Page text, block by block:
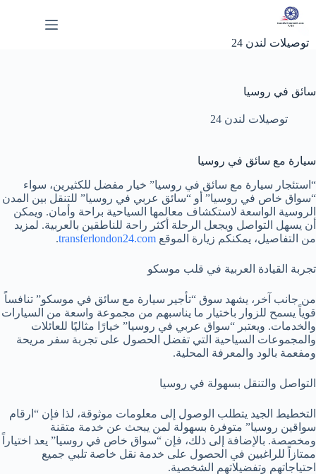
التجاوز
توصيلات لندن 24
سائق في روسيا
توصيلات لندن 24
سيارة مع سائق في روسيا
“استئجار سيارة مع سائق في روسيا” خيار مفضل للكثيرين، سواء
“سواق خاص في روسيا” أو “سائق عربي في روسيا” للتنقل بين المدن
الروسية الواسعة لاستكشاف معالمها السياحية براحة وأمان. ويمكن
أن يسهل التواصل ويجعل الرحلة أكثر راحة للناطقين بالعربية. لمزيد
من التفاصيل، يمكنكم زيارة الموقع transferlondon24.com
.
تجربة القيادة العربية في قلب موسكو
من جانب آخر، يشهد سوق “تأجير سيارة مع سائق في موسكو” تنافساً
قوياً يسمح للزوار باختيار ما يناسبهم من مجموعة واسعة من السيارات
والخدمات. ويعتبر “سواق عربي في روسيا” خيارًا مثاليًا للعائلات
والمجموعات السياحية التي تفضل الحصول على تجربة سفر مريحة
ومفعمة بالود والمعرفة المحلية.
التواصل والتنقل بسهولة في روسيا
التخطيط الجيد يتطلب الوصول إلى معلومات موثوقة، لذا فإن “ارقام
سواقين روسيا” متوفرة بسهولة لمن يبحث عن خدمة متقنة
ومخصصة. بالإضافة إلى ذلك، فإن “سواق خاص في روسيا” يعد اختياراً
ممتازاً للراغبين في الحصول على خدمة نقل خاصة تلبي جميع
احتياجاتهم وتفضيلاتهم الشخصية.